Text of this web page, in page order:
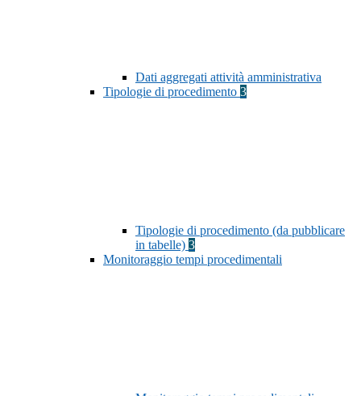
Dati aggregati attività amministrativa
Tipologie di procedimento 3
Tipologie di procedimento (da pubblicare
in tabelle) 3
Monitoraggio tempi procedimentali